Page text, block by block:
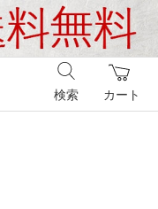
カート
検索